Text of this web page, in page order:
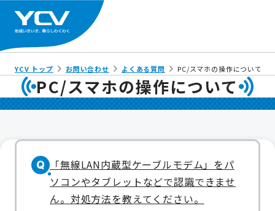
YCV トップ お問い合わせ よくある質問 PC/スマホの操作について
PC/スマホの操作について
Q
「無線LAN内蔵型ケーブルモデム」をパ
ソコンやタブレットなどで認識できませ
ん。対処方法を教えてください。